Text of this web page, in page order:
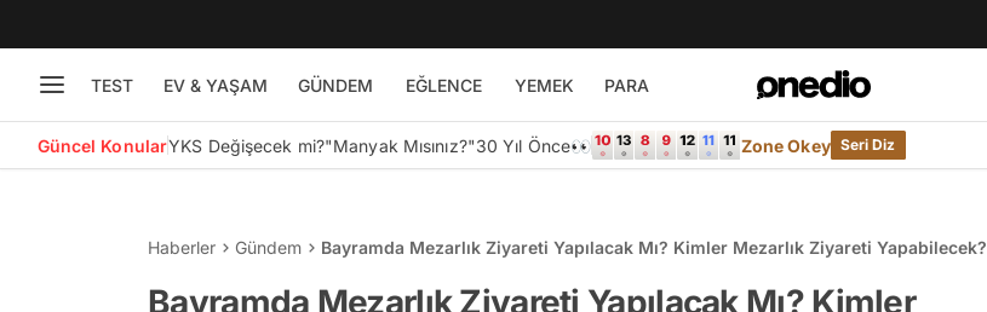
TEST EV & YAŞAM GÜNDEM EĞLENCE YEMEK PARA
Güncel KonularYKS Değişecek mi?"Manyak Mısınız?"30 Yıl Önce👀 Zone Okey Seri Diz
Haberler Gündem Bayramda Mezarlık Ziyareti Yapılacak Mı? Kimler Mezarlık Ziyareti Yapabilecek?
Bayramda Mezarlık Ziyareti Yapılacak Mı? Kimler